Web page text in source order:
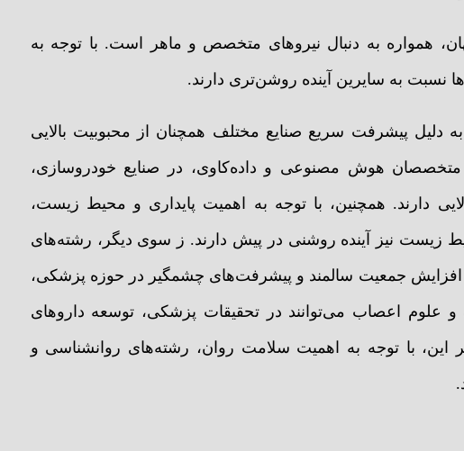
همواره به دنبال نیروهای متخصص و ماهر است. با توجه به
نسبت به سایرین آینده روشن‌تری دارند.
دلیل پیشرفت سریع صنایع مختلف همچنان از محبوبیت بالایی
متخصصان هوش مصنوعی و داده‌کاوی، در صنایع خودروسازی،
دارند. همچنین، با توجه به اهمیت پایداری و محیط زیست،
زیست نیز آینده روشنی در پیش دارند. ز سوی دیگر، رشته‌های
افزایش جمعیت سالمند و پیشرفت‌های چشمگیر در حوزه پزشکی،
و علوم اعصاب می‌توانند در تحقیقات پزشکی، توسعه داروهای
این، با توجه به اهمیت سلامت روان، رشته‌های روانشناسی و